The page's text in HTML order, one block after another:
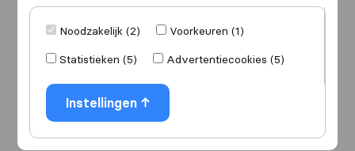
Noodzakelijk (2)
Voorkeuren (1)
Statistieken (5)
Advertentiecookies (5)
Instellingen
Ik ga verhuizennaar
Ga verder